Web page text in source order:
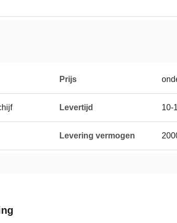
Prijs
Levertijd 10-
Levering vermogen